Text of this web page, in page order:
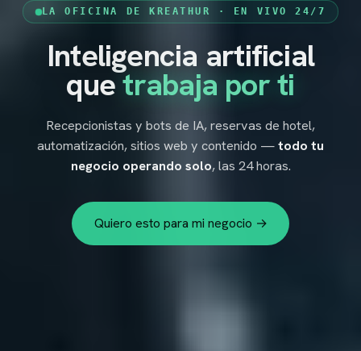
LA OFICINA DE KREATHUR · EN VIVO 24/7
Inteligencia artificial
quetrabaja por ti
Recepcionistas y bots de IA, reservas de hotel,
automatización, sitios web y contenido —todo tu
negocio operando solo, las 24 horas.
Quiero esto para mi negocio →
KREATHUR ES▾